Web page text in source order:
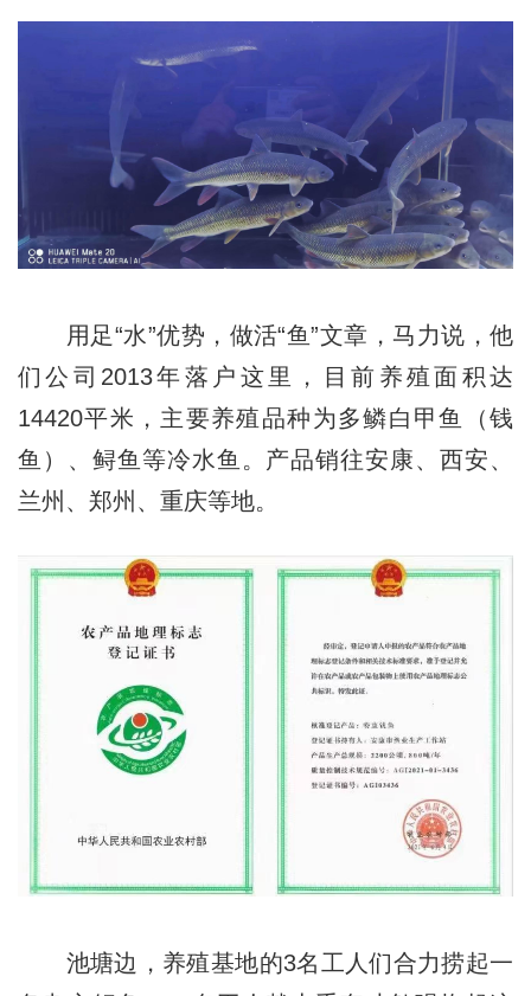
用足“水”优势，做活“鱼”文章，马力说，他
们公司2013年落户这里，目前养殖面积达
14420平米，主要养殖品种为多鳞白甲鱼（钱
鱼）、鲟鱼等冷水鱼。产品销往安康、西安、
兰州、郑州、重庆等地。
池塘边，养殖基地的3名工人们合力捞起一